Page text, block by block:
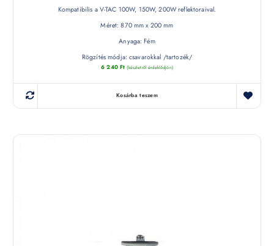
Kompatibilis a V-TAC 100W, 150W, 200W reflektoraival.
Méret: 870 mm x 200 mm
Anyaga: Fém
Rögzítés módja: csavarokkal /tartozék/
6 240 Ft (készletről érdeklődjön)
Kosárba teszem